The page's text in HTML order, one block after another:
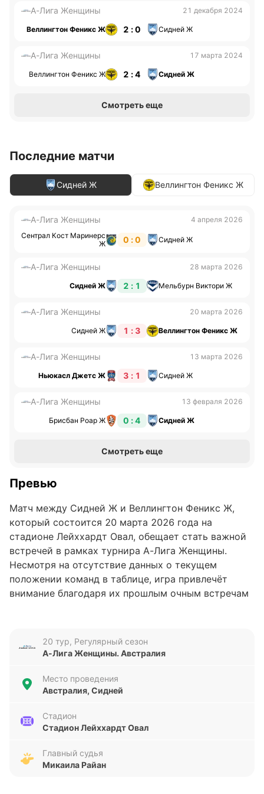
А-Лига Женщины 21 декабря 2024
Веллингтон Феникс Ж 2 : 0 Сидней Ж
А-Лига Женщины 17 марта 2024
Веллингтон Феникс Ж 2 : 4 Сидней Ж
Смотреть еще
Последние матчи
Сидней Ж Веллингтон Феникс Ж
А-Лига Женщины
4 апреля 2026
Сентрал Кост Маринерс
Ж
0 : 0 Сидней Ж
А-Лига Женщины 28 марта 2026
Сидней Ж 2 : 1 Мельбурн Виктори Ж
А-Лига Женщины 20 марта 2026
Сидней Ж 1 : 3 Веллингтон Феникс Ж
А-Лига Женщины 13 марта 2026
Ньюкасл Джетс Ж 3 : 1 Сидней Ж
А-Лига Женщины 13 февраля 2026
Брисбан Роар Ж 0 : 4 Сидней Ж
Смотреть еще
Превью
Матч между Сидней Ж и Веллингтон Феникс Ж,
который состоится 20 марта 2026 года на
стадионе Лейххардт Овал, обещает стать важной
встречей в рамках турнира А-Лига Женщины.
Несмотря на отсутствие данных о текущем
положении команд в таблице, игра привлечёт
внимание благодаря их прошлым очным встречам
Анализ формы команд
нестабильность: две победы и три поражения, с
Это говорит о проблемах в обороне и
недостаточной эффективности в атаке. Веллингтон
устойчивую форму — три победы, одна ничья и
одно поражение, с 11 забитыми и всего 4
20 тур, Регулярный сезон
А-Лига Женщины. Австралия
Место проведения
Австралия, Сидней
Стадион
Стадион Лейххардт Овал
Главный судья
Микаила Райан